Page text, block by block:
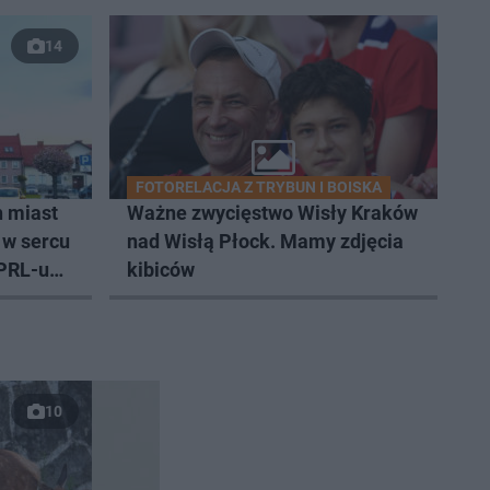
14
miast
sercu
u
FOTORELACJA Z TRYBUN I BOISKA
Ważne zwycięstwo Wisły Kraków
nad Wisłą Płock. Mamy zdjęcia
kibiców
10